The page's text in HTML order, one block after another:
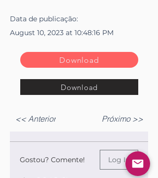
Data de publicação:
August 10, 2023 at 10:48:16 PM
Download
Download
<< Anterior Próximo >>
Gostou? Comente! Log In